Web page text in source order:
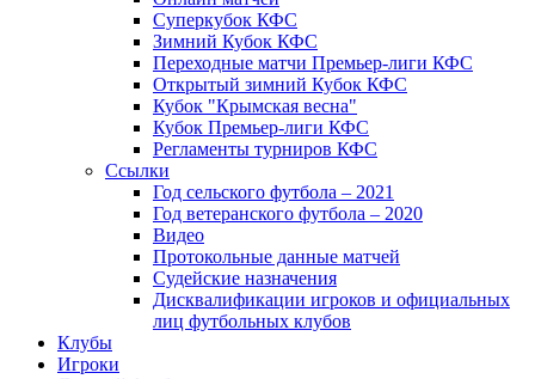
Суперкубок КФС
Зимний Кубок КФС
Переходные матчи Премьер-лиги КФС
Открытый зимний Кубок КФС
Кубок "Крымская весна"
Кубок Премьер-лиги КФС
Регламенты турниров КФС
Ссылки
Год сельского футбола – 2021
Год ветеранского футбола – 2020
Видео
Протокольные данные матчей
Судейские назначения
Дисквалификации игроков и официальных
лиц футбольных клубов
Клубы
Игроки